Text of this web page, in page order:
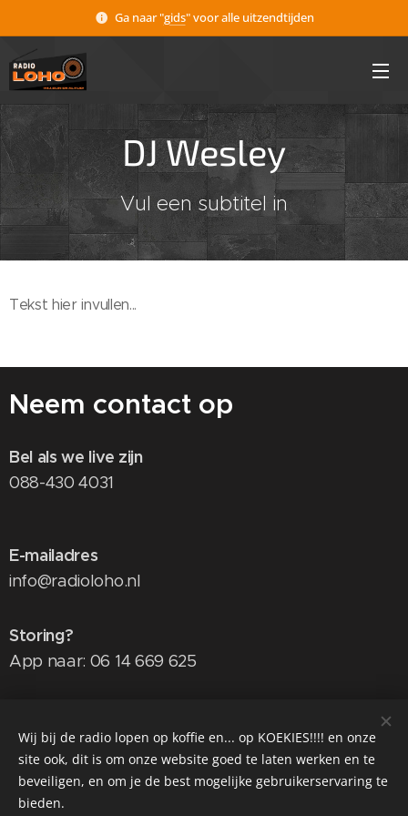
Ga naar "gids" voor alle uitzendtijden
DJ Wesley
Vul een subtitel in
Tekst hier invullen...
Neem contact op
Bel als we live zijn
088-430 4031
E-mailadres
info@radioloho.nl
Storing?
App naar: 06 14 669 625
Word vrijwilliger:werkenbijdetwentsezorgcentra.nl
Wij bij de radio lopen op koffie en... op KOEKIES!!!! en onze
site ook, dit is om onze website goed te laten werken en te
beveiligen, en om je de best mogelijke gebruikerservaring te
bieden.